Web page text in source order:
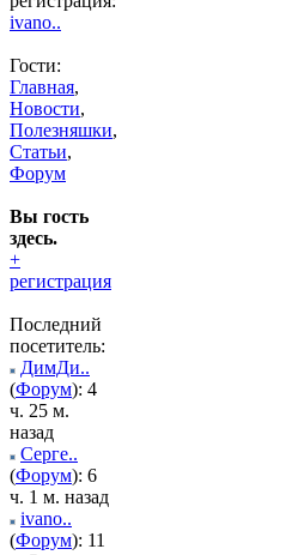
ivano..
Гости:
Главная,
Новости,
Полезняшки,
Статьи,
Форум
Вы гость
здесь.
+
регистрация
Последний
посетитель:
ДимДи..
(Форум): 4
ч. 25 м.
назад
Серге..
(Форум): 6
ч. 1 м. назад
ivano..
(Форум): 11